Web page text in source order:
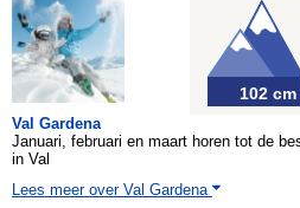
Val Gardena
Januari, februari en maart horen tot de
in Val
Lees meer over Val Gardena
102 cm